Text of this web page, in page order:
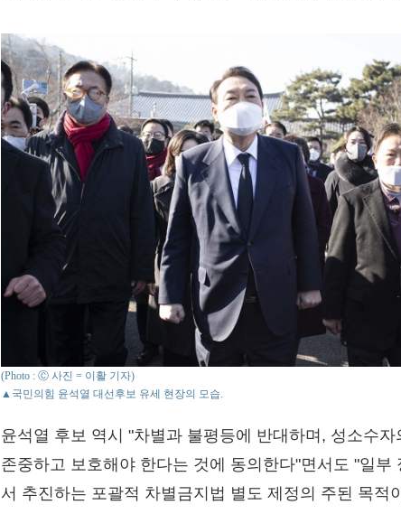
(Photo : Ⓒ 사진 = 이활 기자)
▲국민의힘 윤석열 대선후보 유세 현장의 모습.
윤석열 후보 역시 "차별과 불평등에 반대하며, 성소수자
존중하고 보호해야 한다는 것에 동의한다"면서도 "일부
서 추진하는 포괄적 차별금지법 별도 제정의 주된 목적